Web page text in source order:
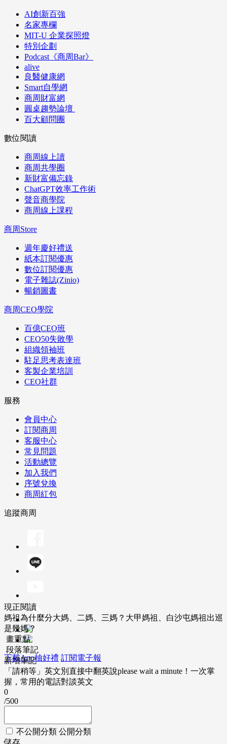
AI創新百強
名家專欄
MIT-U 企業探照燈
特別企劃
Podcast《商周Bar》
alive
良醫健康網
Smart自學網
商周財富網
圓桌趨勢論壇
百大顧問團
數位閱讀
商周線上讀
商周共學圈
新財富備忘錄
ChatGPT效率工作術
聲音商學院
商周線上課程
商周Store
週年慶好禮送
紙本訂閱優惠
數位訂閱優惠
電子雜誌(Zinio)
暢銷圖書
商周CEO學院
百億CEO班
CEO50失敗學
組織領袖班
駐足思考表達班
客製企業培訓
CEO社群
服務
會員中心
訂閱商周
客服中心
常見問題
活動總覽
加入我們
序號兌換
商周紅包
追蹤商周
下載App抽好禮 訂閱電子報
現正閱讀
媽祖為什麼分大媽、二媽、三媽？大甲媽祖、白沙屯媽祖出巡
是幾媽？
畫重點
段落筆記
新增筆記
「請稍等」英文別直接中翻英說please wait a minute！一次掌
握，常用的電話對談英文
0
/500
不公開分類 公開分類
儲存